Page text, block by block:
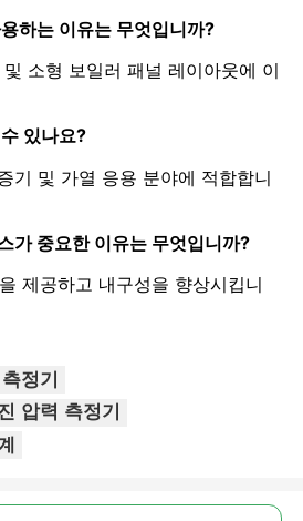
하는 이유는 무엇입니까?
소형 보일러 패널 레이아웃에 이
있나요?
기 및 가열 응용 분야에 적합합니
가 중요한 이유는 무엇입니까?
제공하고 내구성을 향상시킵니
정기
압력 측정기